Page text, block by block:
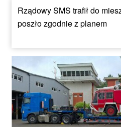
Rządowy SMS trafił do
poszło zgodnie z planem